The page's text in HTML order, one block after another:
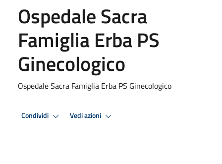
Ospedale Sacra
Famiglia Erba PS
Ginecologico
Ospedale Sacra Famiglia Erba PS Ginecologico
Condividi Vedi azioni